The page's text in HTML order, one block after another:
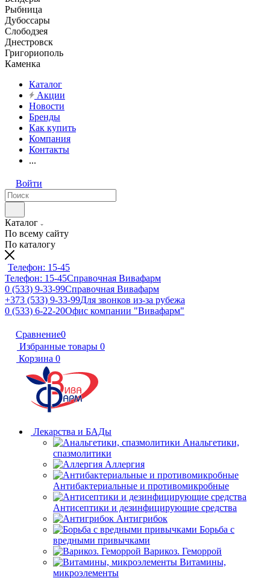
Рыбница
Дубоссары
Слободзея
Днестровск
Григориополь
Каменка
Каталог
Акции
Новости
Бренды
Как купить
Компания
Контакты
...
Войти
Каталог
По всему сайту
По каталогу
Телефон: 15-45
Телефон: 15-45Справочная Вивафарм
0 (533) 9-33-99Справочная Вивафарм
+373 (533) 9-33-99Для звонков из-за рубежа
0 (533) 6-22-20Офис компании "Вивафарм"
Сравнение0
Избранные товары 0
Корзина 0
Лекарства и БАДы
Анальгетики,
спазмолитики
Аллергия
Антибактериальные и противомикробные
Антисептики и дезинфицирующие средства
Антигрибок
Борьба с
вредными привычками
Варикоз. Геморрой
Витамины,
микроэлементы